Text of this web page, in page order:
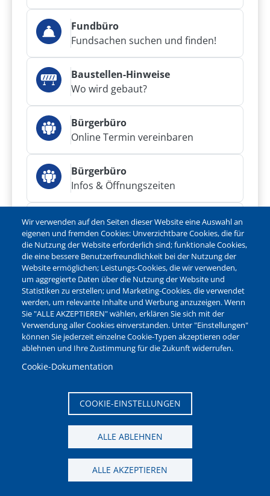
Fundbüro
Fundsachen suchen und finden!
Baustellen-Hinweise
Wo wird gebaut?
Bürgerbüro
Online Termin vereinbaren
Bürgerbüro
Infos & Öffnungszeiten
Bürgerservice
Leistungen von A-Z
Ganz ohne Termin!
Online-Serviceportal
Ideen- und Mängelmelder
Bequem Bescheid geben!
Sperrmüll?
News aus den Bereichen:
Wir verwenden auf den Seiten dieser Website eine Auswahl an
eigenen und fremden Cookies: Unverzichtbare Cookies, die für
die Nutzung der Website erforderlich sind; funktionale Cookies,
die eine bessere Benutzerfreundlichkeit bei der Nutzung der
Website ermöglichen; Leistungs-Cookies, die wir verwenden,
um aggregierte Daten über die Nutzung der Website und
Statistiken zu erstellen; und Marketing-Cookies, die verwendet
werden, um relevante Inhalte und Werbung anzuzeigen. Wenn
Sie "ALLE AKZEPTIEREN" wählen, erklären Sie sich mit der
Verwendung aller Cookies einverstanden. Unter "Einstellungen"
können Sie jederzeit einzelne Cookie-Typen akzeptieren oder
ablehnen und Ihre Zustimmung für die Zukunft widerrufen.
Cookie-Dokumentation
COOKIE-EINSTELLUNGEN
ALLE ABLEHNEN
ALLE AKZEPTIEREN